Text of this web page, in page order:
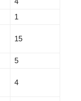
1
15
5
4